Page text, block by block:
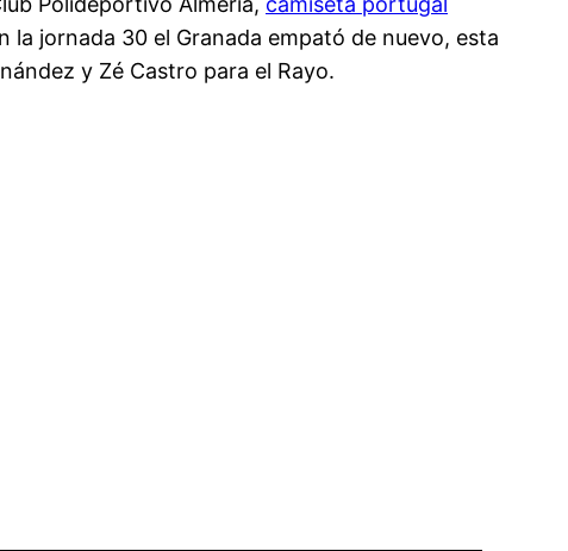
la jornada 30 el Granada empató de nuevo, esta
y Zé Castro para el Rayo.